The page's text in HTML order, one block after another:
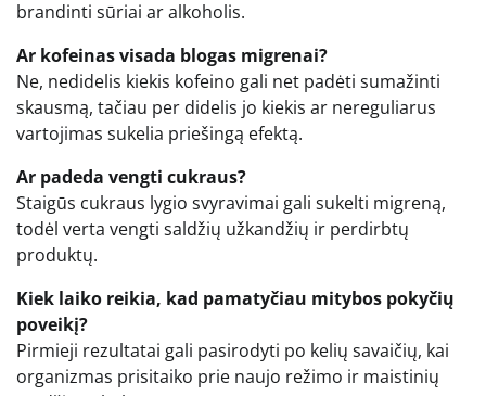
brandinti sūriai ar alkoholis.
Ar kofeinas visada blogas migrenai?
Ne, nedidelis kiekis kofeino gali net padėti sumažinti
skausmą, tačiau per didelis jo kiekis ar nereguliarus
vartojimas sukelia priešingą efektą.
Ar padeda vengti cukraus?
Staigūs cukraus lygio svyravimai gali sukelti migreną,
todėl verta vengti saldžių užkandžių ir perdirbtų
produktų.
Kiek laiko reikia, kad pamatyčiau mitybos pokyčių
poveikį?
Pirmieji rezultatai gali pasirodyti po kelių savaičių, kai
organizmas prisitaiko prie naujo režimo ir maistinių